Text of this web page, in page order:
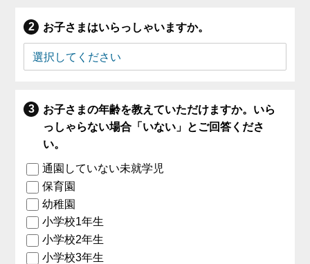
お子さまはいらっしゃいますか。
お子さまの年齢を教えていただけますか。いら
っしゃらない場合「いない」とご回答くださ
い。
通園していない未就学児
保育園
幼稚園
小学校1年生
小学校2年生
小学校3年生